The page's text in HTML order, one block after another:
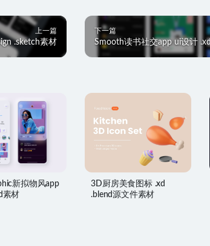
上一篇
.sketch素材
下一篇
Smooth读书社交app ui设计
新拟物风app
素材
3D厨房美食图标 .xd
.blend源文件素材